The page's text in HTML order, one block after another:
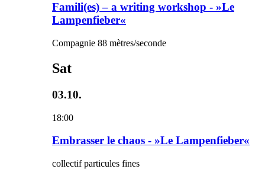
Famili(es) – a writing workshop - »Le
Lampenfieber«
Compagnie 88 mètres/seconde
Sat
03.10.
18:00
Embrasser le chaos - »Le Lampenfieber«
collectif particules fines